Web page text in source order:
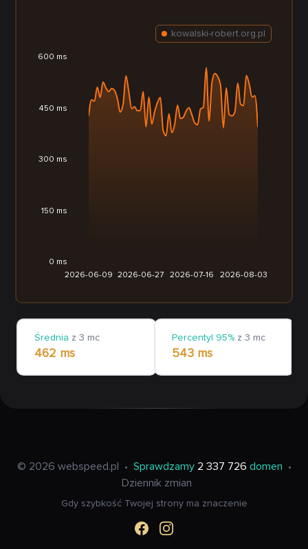
2026-06-09 2026-06-27 2026-07-16 2026-08-03
0 ms
150 ms
300 ms
450 ms
600 ms
kowalski-robert.org.pl
Średnia z 3 mc
462 ms
Percentyl 95% z 3 mc
543 ms
© 2026 webspeed.pl • Sprawdzamy 2 337 726 domen
•
Dziennik zmian
Gdy szybkość Twojej strony ma znaczenie